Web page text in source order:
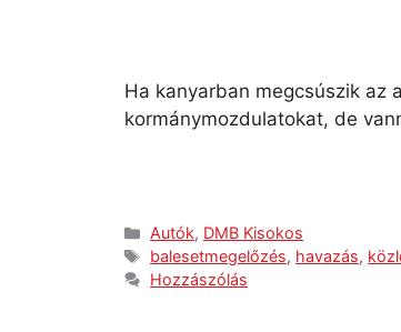
Ha kanyarban megcsúszik az
kormánymozdulatokat, de
Autók, DMB Kisokos
balesetmegelőzés, havazás,
Hozzászólás